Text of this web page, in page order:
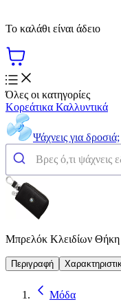
Το καλάθι είναι άδειο
Όλες οι κατηγορίες
Κορεάτικα Καλλυντικά
Ψάχνεις για δροσιά;
Μπρελόκ Κλειδίων
Περιγραφή
Μόδα